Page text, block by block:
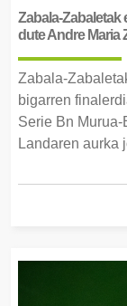
Zabala-Zabaletak
dute Andre Maria
Zabala-
bigarren
Serie Bn
Landaren aurka